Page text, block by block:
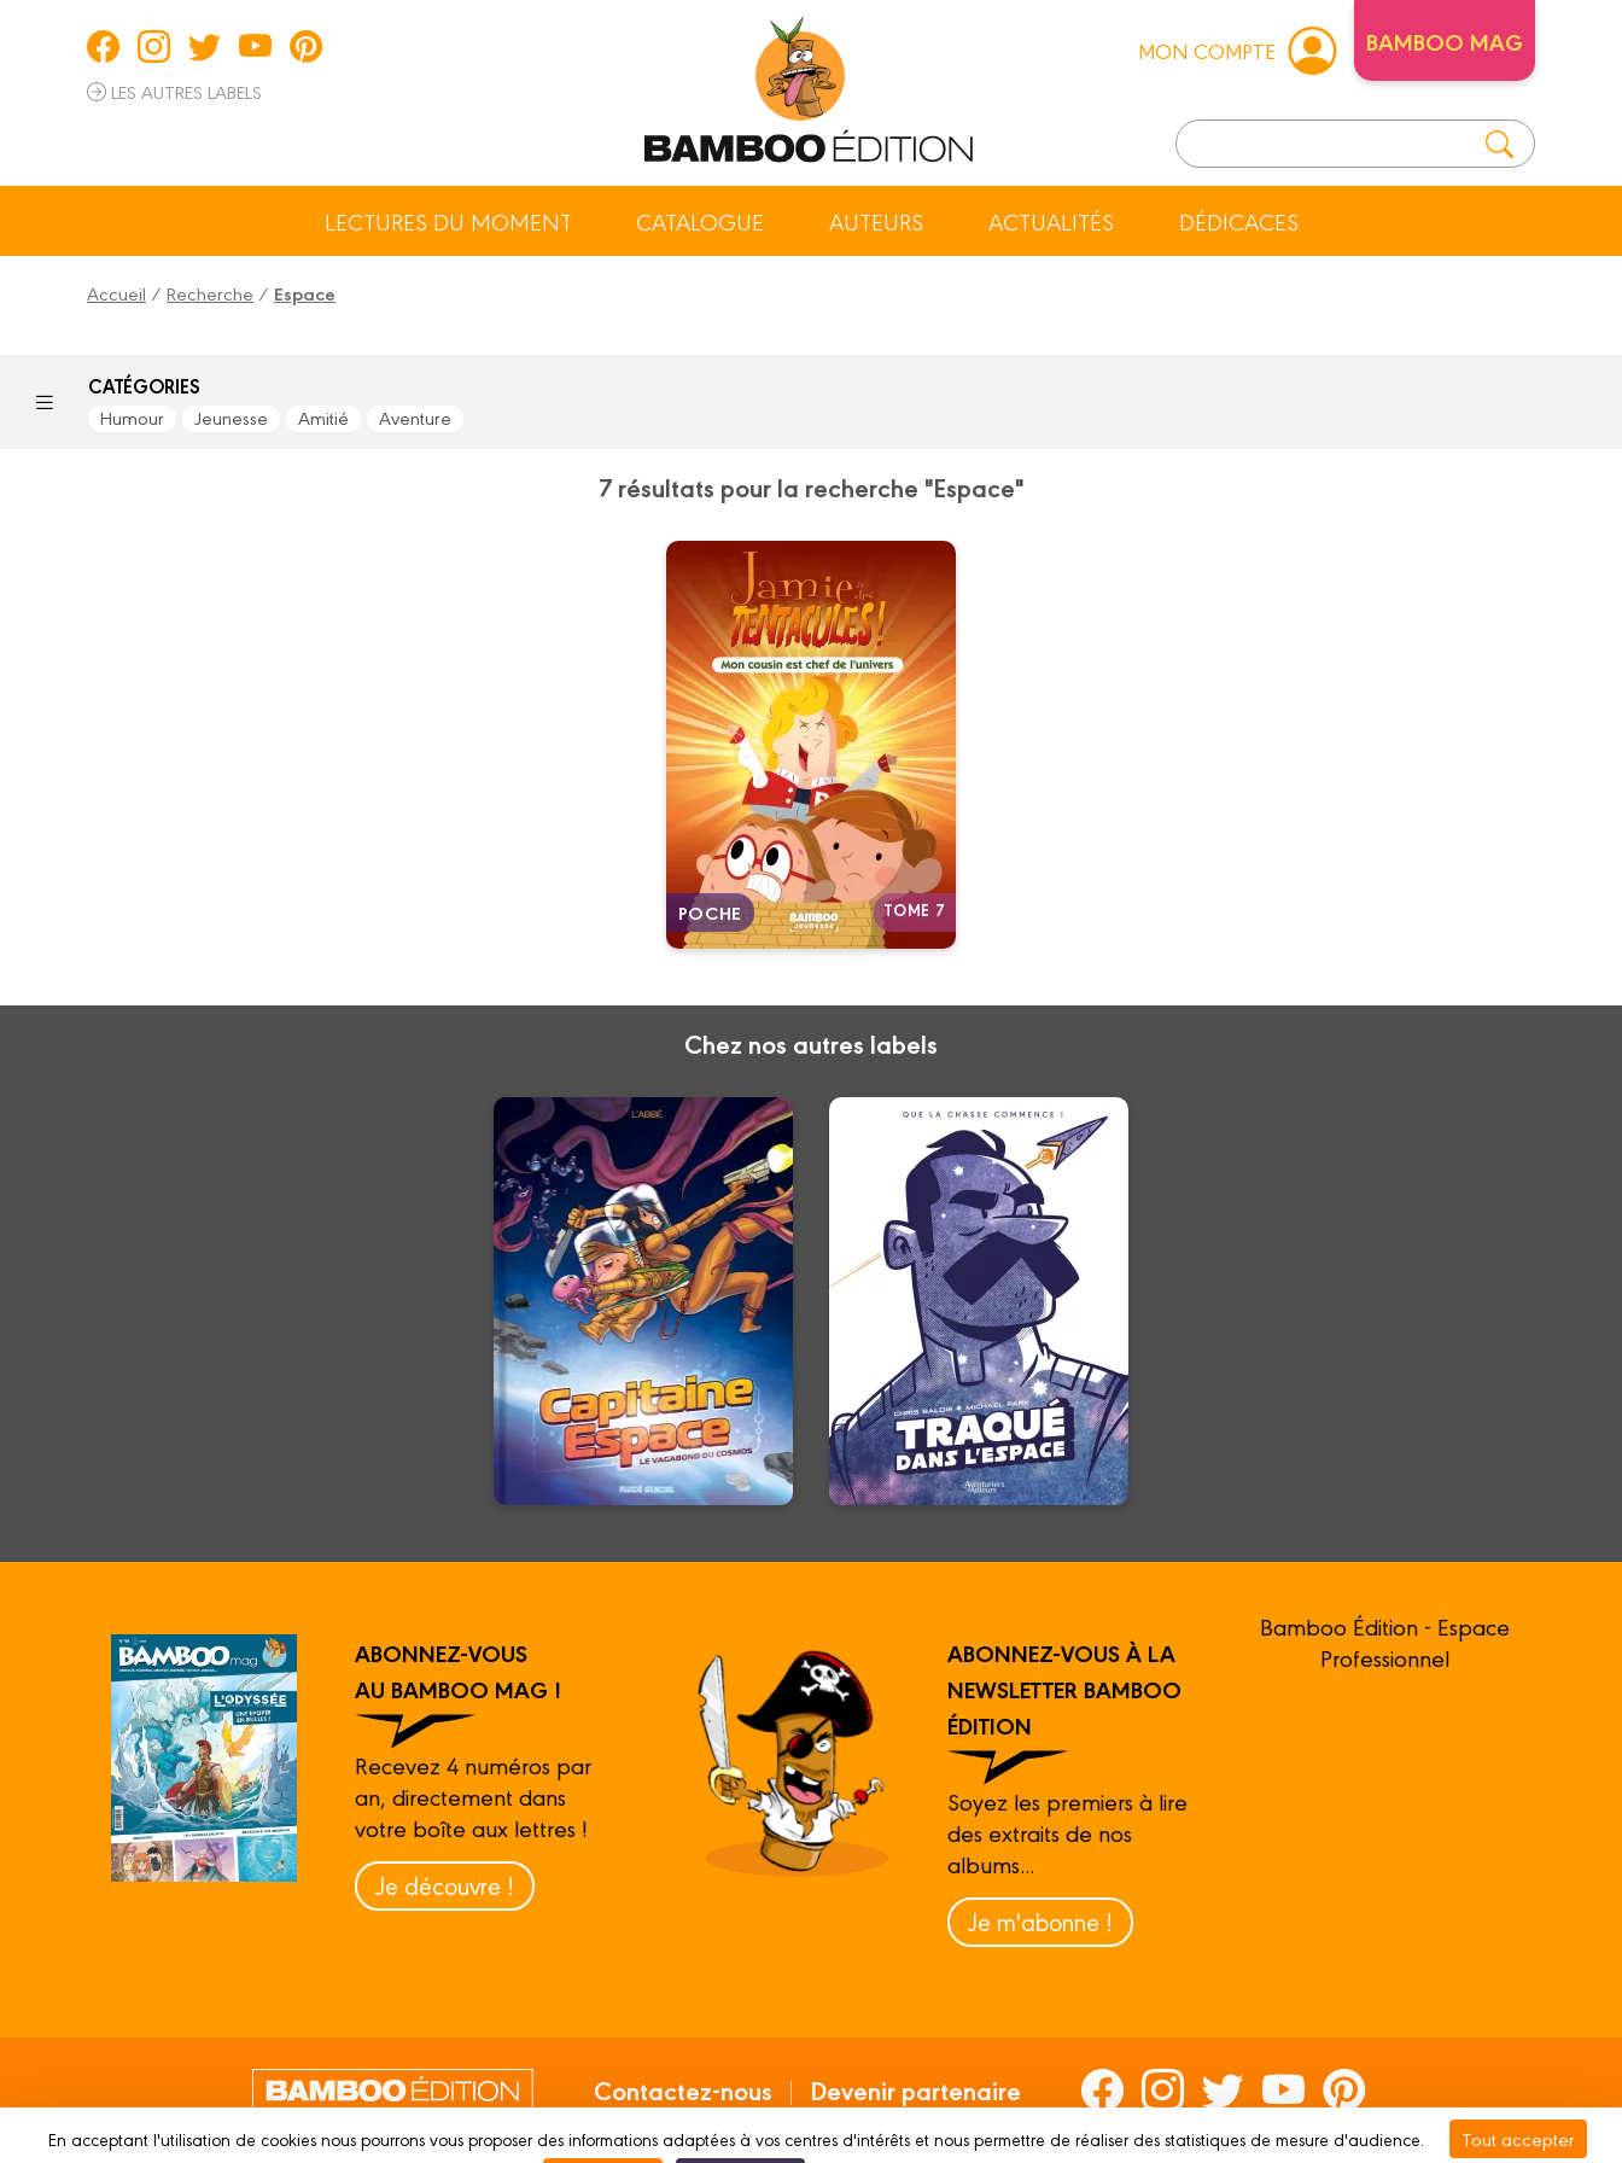
LES AUTRES LABELS
MON COMPTE BAMBOO MAG
LECTURES DU MOMENT CATALOGUE AUTEURS ACTUALITÉS DÉDICACES
Accueil / Recherche / Espace
CATÉGORIES
Humour Jeunesse Amitié Aventure
7 résultats pour la recherche "Espace"
POCHE TOME 7
Jamie a des
tentacules -
Poche
Tome 07
Date de parution :
02/11/2022
De l’amitié, du suspense, de
l’action… et des tentacules !
Autres tomes
Chez nos autres labels
Capitaine Espace
Tome 01
Date de parution :
02/07/2025
Son nom ? Espace, le vagabond
du cosmos. Sa mission ? Prouver
son innocence...
En voir +
Traqué dans
l'espace
Date de parution :
04/06/2025
Il est le dernier humain de
l'univers, sa valeur est
inestimable. Que la chasse
commence !
En voir +
ABONNEZ-VOUS
AU BAMBOO MAG !
Recevez 4 numéros par
an, directement dans
votre boîte aux lettres !
Je découvre !
ABONNEZ-VOUS À LA
NEWSLETTER BAMBOO
ÉDITION
Soyez les premiers à lire
des extraits de nos
albums...
Je m'abonne !
Bamboo Édition - Espace
Professionnel
Contactez-nous Devenir partenaire
En acceptant l'utilisation de cookies nous pourrons vous proposer des informations adaptées à vos centres d'intérêts et nous permettre de réaliser des statistiques de mesure d'audience. Tout accepter